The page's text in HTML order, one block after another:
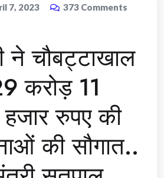
7, 2023 373 Comments
ने चौबट्टाखाल
करोड़ 11
रुपए की
की सौगात..